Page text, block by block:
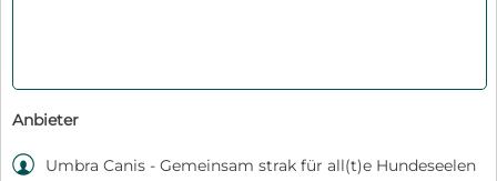
Anbieter

Umbra Canis - Gemeinsam strak für all(t)e Hundeseelen